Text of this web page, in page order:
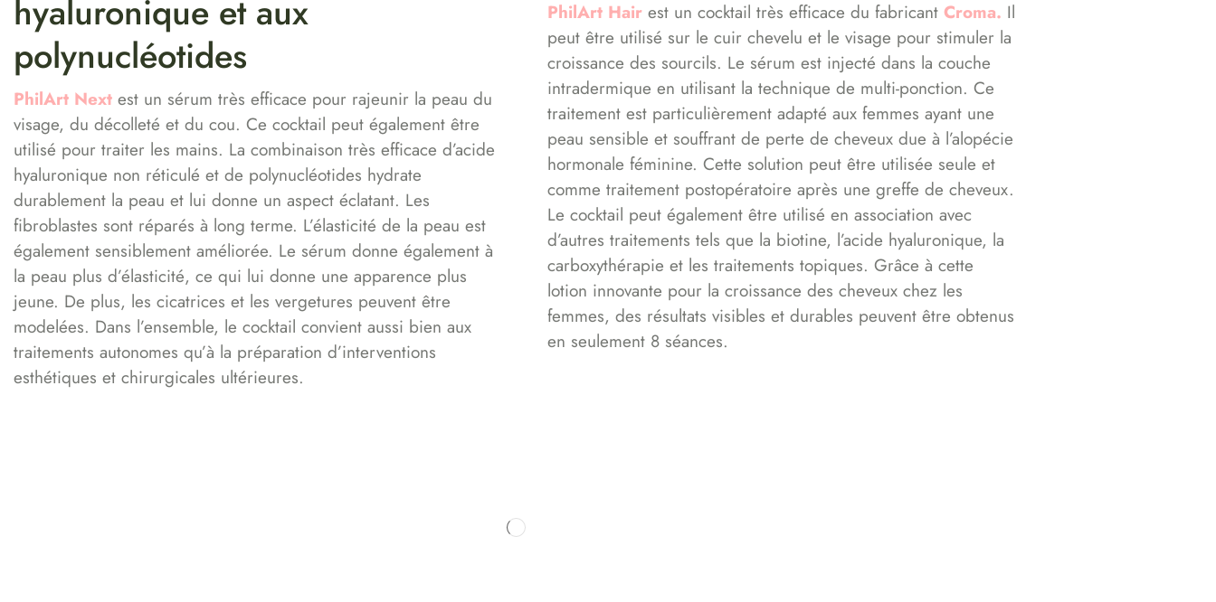
hyaluronique et aux
polynucléotides
PhilArt Next est un sérum très efficace pour rajeunir la peau du
visage, du décolleté et du cou. Ce cocktail peut également être
utilisé pour traiter les mains. La combinaison très efficace d’acide
hyaluronique non réticulé et de polynucléotides hydrate
durablement la peau et lui donne un aspect éclatant. Les
fibroblastes sont réparés à long terme. L’élasticité de la peau est
également sensiblement améliorée. Le sérum donne également à
la peau plus d’élasticité, ce qui lui donne une apparence plus
jeune. De plus, les cicatrices et les vergetures peuvent être
modelées. Dans l’ensemble, le cocktail convient aussi bien aux
traitements autonomes qu’à la préparation d’interventions
esthétiques et chirurgicales ultérieures.
PhilArt Hair est un cocktail très efficace du fabricant Croma. Il
peut être utilisé sur le cuir chevelu et le visage pour stimuler la
croissance des sourcils. Le sérum est injecté dans la couche
intradermique en utilisant la technique de multi-ponction. Ce
traitement est particulièrement adapté aux femmes ayant une
peau sensible et souffrant de perte de cheveux due à l’alopécie
hormonale féminine. Cette solution peut être utilisée seule et
comme traitement postopératoire après une greffe de cheveux.
Le cocktail peut également être utilisé en association avec
d’autres traitements tels que la biotine, l’acide hyaluronique, la
carboxythérapie et les traitements topiques. Grâce à cette
lotion innovante pour la croissance des cheveux chez les
femmes, des résultats visibles et durables peuvent être obtenus
en seulement 8 séances.